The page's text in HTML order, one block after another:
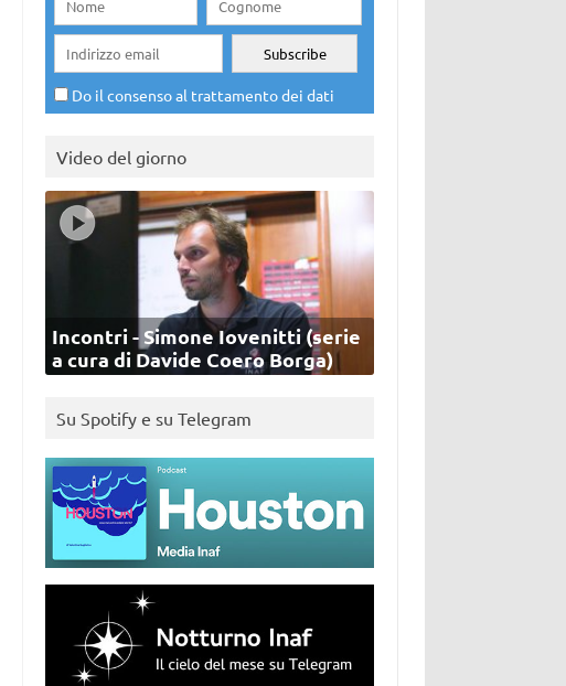
Do il consenso al trattamento dei dati
Video del giorno
Incontri - Simone Iovenitti (serie
a cura di Davide Coero Borga)
Su Spotify e su Telegram